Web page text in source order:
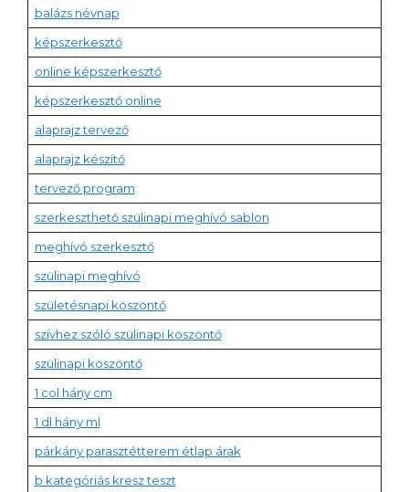
balázs névnap
képszerkesztő
online képszerkesztő
képszerkesztő online
alaprajz tervező
alaprajz készítő
tervező program
szerkeszthető szülinapi meghívó sablon
meghívó szerkesztő
szülinapi meghívó
születésnapi köszöntő
szívhez szóló szülinapi köszöntő
szülinapi köszöntő
1 col hány cm
1 dl hány ml
párkány parasztétterem étlap árak
b kategóriás kresz teszt